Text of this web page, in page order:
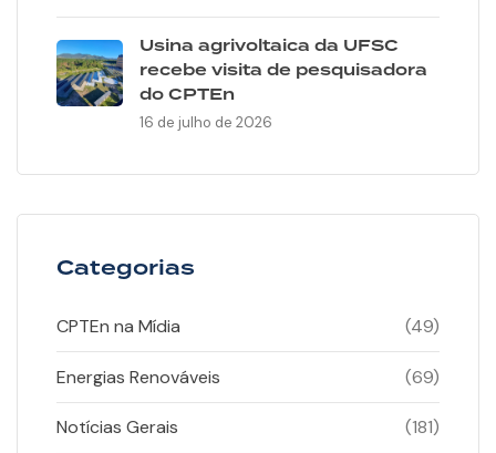
Usina agrivoltaica da UFSC
recebe visita de pesquisadora
do CPTEn
16 de julho de 2026
Categorias
CPTEn na Mídia (49)
Energias Renováveis (69)
Notícias Gerais (181)